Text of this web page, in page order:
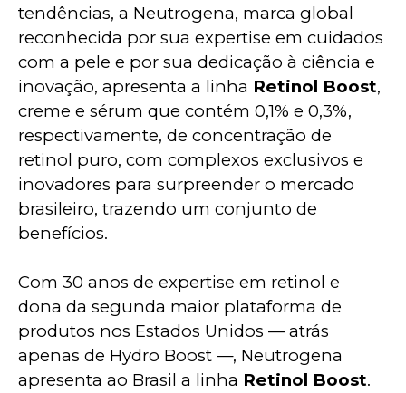
tendências, a Neutrogena, marca global
reconhecida por sua expertise em cuidados
com a pele e por sua dedicação à ciência e
inovação, apresenta a linha Retinol Boost,
creme e sérum que contém 0,1% e 0,3%,
respectivamente, de concentração de
retinol puro, com complexos exclusivos e
inovadores para surpreender o mercado
brasileiro, trazendo um conjunto de
benefícios.
Com 30 anos de expertise em retinol e
dona da segunda maior plataforma de
produtos nos Estados Unidos — atrás
apenas de Hydro Boost —, Neutrogena
apresenta ao Brasil a linha Retinol Boost.